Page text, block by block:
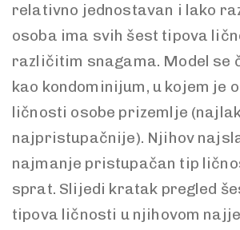
relativno jednostavan i lako
osoba ima svih šest tipova
različitim snagama. Model se
kao kondominijum, u kojem je
ličnosti osobe prizemlje
najpristupačnije). Njihov
najmanje pristupačan tip
sprat. Slijedi kratak pregled
tipova ličnosti u njihovom